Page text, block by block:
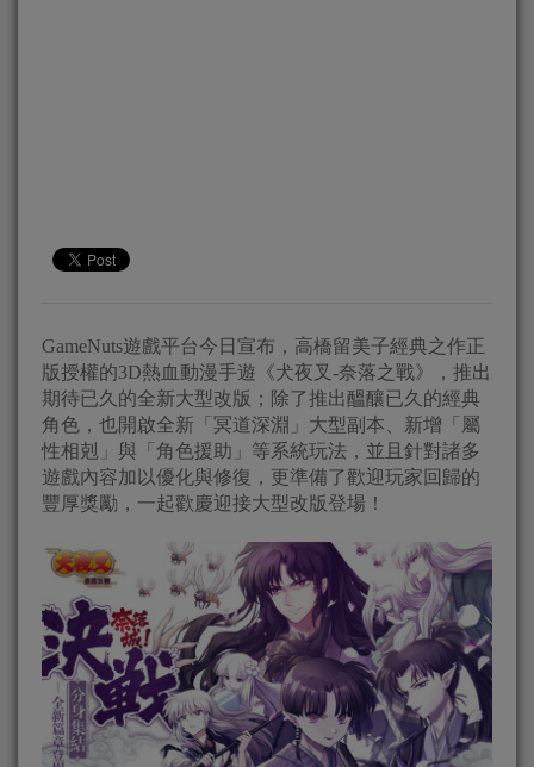
GameNuts遊戲平台今日宣布，高橋留美子經典之作正
版授權的3D熱血動漫手遊《犬夜叉-奈落之戰》，推出
期待已久的全新大型改版；除了推出醞釀已久的經典
角色，也開啟全新「冥道深淵」大型副本、新增「屬
性相剋」與「角色援助」等系統玩法，並且針對諸多
遊戲內容加以優化與修復，更準備了歡迎玩家回歸的
豐厚獎勵，一起歡慶迎接大型改版登場！